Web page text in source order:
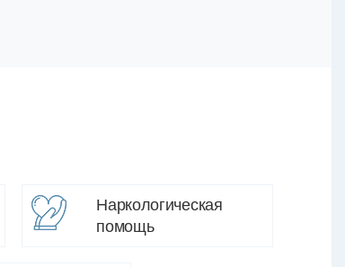
Наркологическая
помощь